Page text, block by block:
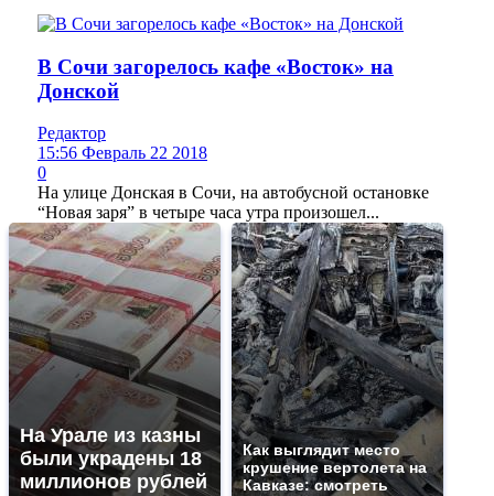
В Сочи загорелось кафе «Восток» на
Донской
Редактор
15:56 Февраль 22 2018
0
На улице Донская в Сочи, на автобусной остановке
“Новая заря” в четыре часа утра произошел...
На Урале из казны
были украдены 18
миллионов рублей
Как выглядит место
крушение вертолета на
Кавказе: смотреть